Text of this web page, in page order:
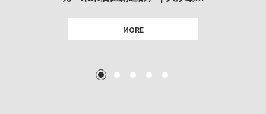
MORE
MORE
MORE
1 2 3 4 5